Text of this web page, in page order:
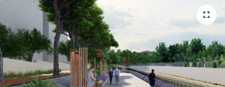
Bilim-Teknoloji
Köşe Yazıları
Röportaj
Video Galeri
Son Dakika Haberleri
Haber Arşivi